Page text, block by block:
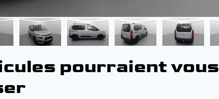
pourraient vous